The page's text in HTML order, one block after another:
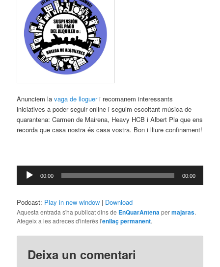
Anunciem lavaga de llogueri recomanem interessants
iniciatives a poder seguir online i seguim escoltant música de
quarantena: Carmen de Mairena, Heavy HCB i Albert Pla que ens
recorda que casa nostra és casa vostra. Bon i lliure confinament!
Reproductor
d'àudio
00:00 00:00
Podcast: Play in new window | Download
Aquesta entrada s'ha publicat dins de EnQuarAntenapermajaras.
Afegeix a les adreces d'interès l'enllaç permanent.
Deixa un comentari